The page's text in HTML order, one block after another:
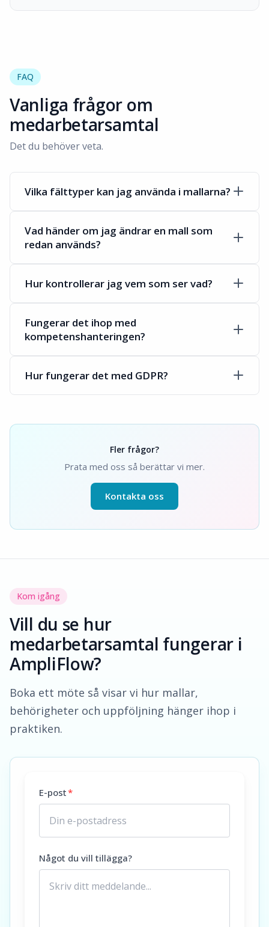
FAQ
Vanliga frågor om
medarbetarsamtal
Det du behöver veta.
Vilka fälttyper kan jag använda i mallarna?
Vad händer om jag ändrar en mall som
redan används?
Hur kontrollerar jag vem som ser vad?
Fungerar det ihop med
kompetenshanteringen?
Hur fungerar det med GDPR?
Fler frågor?
Prata med oss så berättar vi mer.
Kontakta oss
Kom igång
Vill du se hur
medarbetarsamtal fungerar i
AmpliFlow?
Boka ett möte så visar vi hur mallar,
behörigheter och uppföljning hänger ihop i
praktiken.
E-post*
Något du vill tillägga?